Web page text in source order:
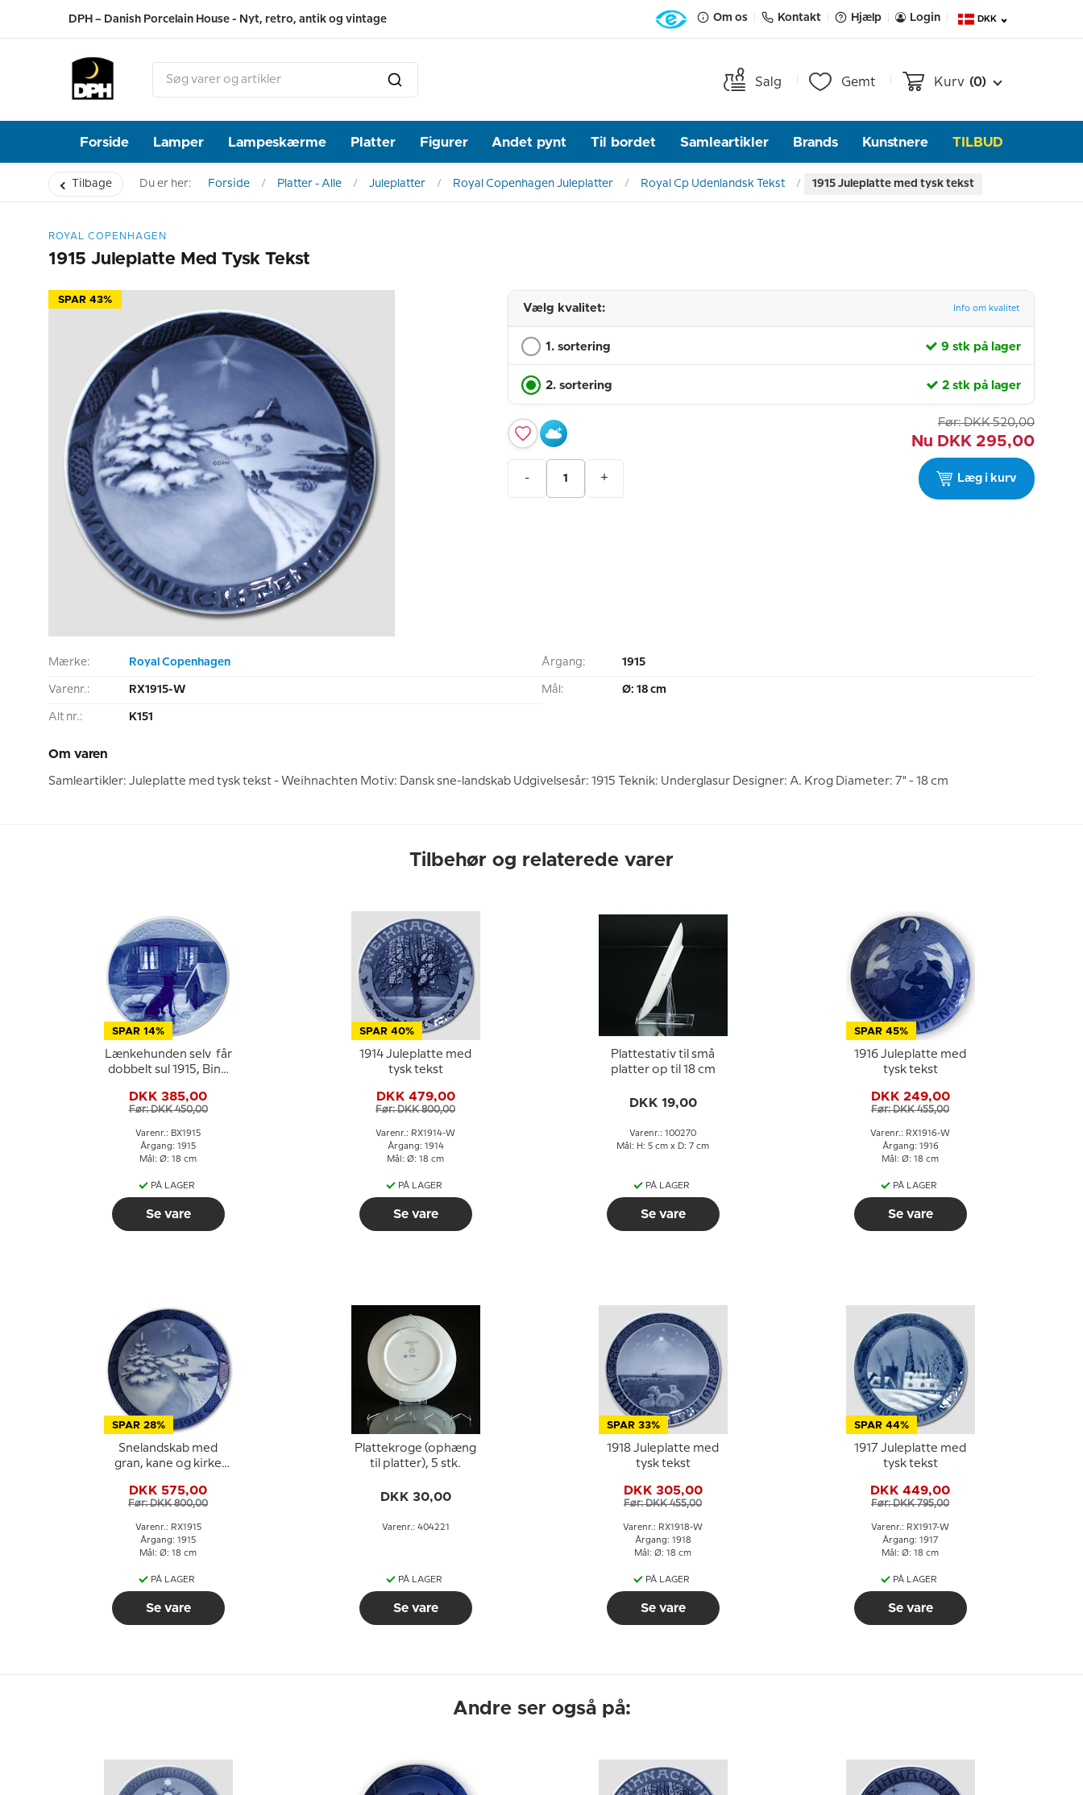
DPH – Danish Porcelain House - Nyt, retro, antik og vintage Om os Kontakt Hjælp Login DKK
Salg Gemt Kurv (0)
Forside Lamper Lampeskærme Platter Figurer Andet pynt Til bordet Samleartikler Brands Kunstnere TILBUD
Tilbage Du er her: Forside Platter - Alle Juleplatter Royal Copenhagen Juleplatter Royal Cp Udenlandsk Tekst 1915 Juleplatte med tysk tekst
ROYAL COPENHAGEN
1915 Juleplatte Med Tysk Tekst
SPAR 43%
Vælg kvalitet: Info om kvalitet
1. sortering 9 stk på lager
2. sortering 2 stk på lager
Før: DKK 520,00
Nu DKK 295,00
- + Læg i kurv
Mærke: Royal Copenhagen
Varenr.: RX1915-W
Alt nr.: K151
Årgang: 1915
Mål: Ø: 18 cm
Om varen
Samleartikler: Juleplatte med tysk tekst - Weihnachten Motiv: Dansk sne-landskab Udgivelsesår: 1915 Teknik: Underglasur Designer: A. Krog Diameter: 7" - 18 cm
Tilbehør og relaterede varer
SPAR 14%
Lænkehunden selv får
dobbelt sul 1915, Bing
DKK 385,00
Før: DKK 450,00
Varenr.: BX1915
Årgang: 1915
Mål: Ø: 18 cm
PÅ LAGER
Se vare
SPAR 40%
1914 Juleplatte med
tysk tekst
DKK 479,00
Før: DKK 800,00
Varenr.: RX1914-W
Årgang: 1914
Mål: Ø: 18 cm
PÅ LAGER
Se vare
Plattestativ til små
platter op til 18 cm
DKK 19,00
Varenr.: 100270
Mål: H: 5 cm x D: 7 cm
PÅ LAGER
Se vare
SPAR 45%
1916 Juleplatte med
tysk tekst
DKK 249,00
Før: DKK 455,00
Varenr.: RX1916-W
Årgang: 1916
Mål: Ø: 18 cm
PÅ LAGER
Se vare
SPAR 28%
Snelandskab med
gran, kane og kirke
Copenhagen
Juleplatte
DKK 575,00
Før: DKK 800,00
Varenr.: RX1915
Årgang: 1915
Mål: Ø: 18 cm
PÅ LAGER
Se vare
Plattekroge (ophæng
til platter), 5 stk.
DKK 30,00
Varenr.: 404221
PÅ LAGER
Se vare
SPAR 33%
1918 Juleplatte med
tysk tekst
DKK 305,00
Før: DKK 455,00
Varenr.: RX1918-W
Årgang: 1918
Mål: Ø: 18 cm
PÅ LAGER
Se vare
SPAR 44%
1917 Juleplatte med
tysk tekst
DKK 449,00
Før: DKK 795,00
Varenr.: RX1917-W
Årgang: 1917
Mål: Ø: 18 cm
PÅ LAGER
Se vare
Andre ser også på: